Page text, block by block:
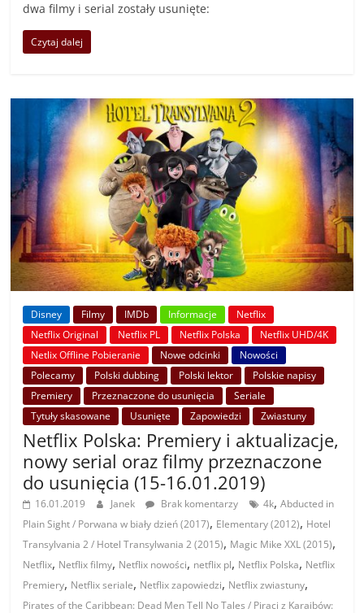
dwa filmy i serial zostały usunięte:
Czytaj dalej
Disney Filmy IMDb Informacje
Netflix
Netflix Original
Netflix PL Netflix Polska
Netflix UHD/4K
Netlix Offline Pobieranie
Nowe odcinki
Nowości
Polecamy
Polski dubbing Polski lektor
Polskie napisy
Premiery
Przeznaczone do usunięcia
Seriale
Tytuły skasowane
Usunięte Zapowiedzi Zwiastuny
Netflix Polska: Premiery i aktualizacje,
nowy serial oraz filmy przeznaczone
do usunięcia (15-16.01.2019)
16.01.2019 Janek Brak komentarzy 4k,Abducted in
Plain Sight / Porwana w biały dzień (2017), Elementary (2012), Hotel
Transylvania 2 / Hotel Transylwania 2 (2015), Magic Mike XXL (2015),
Netflix, Netflix filmy, Netflix nowości, netflix pl, Netflix Polska, Netflix
Premiery, Netflix seriale, Netflix zapowiedzi, Netflix zwiastuny,
Pirates of the Caribbean: Dead Men Tell No Tales / Piraci z Karaibów: